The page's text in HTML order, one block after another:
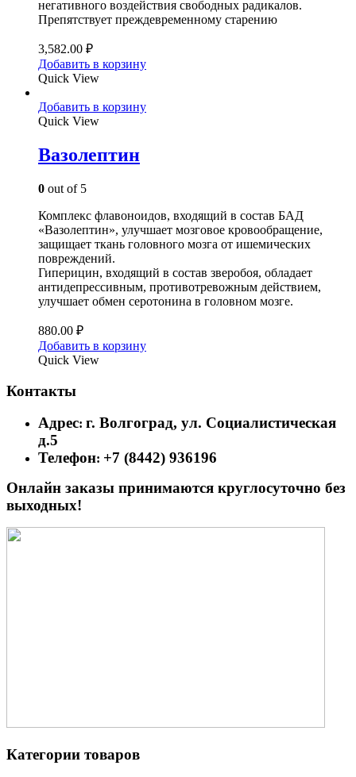
негативного воздействия свободных радикалов.
Препятствует преждевременному старению
3,582.00 ₽
Добавить в корзину
Quick View
Добавить в корзину
Quick View
Вазолептин
0 out of 5
Комплекс флавоноидов, входящий в состав БАД
«Вазолептин», улучшает мозговое кровообращение,
защищает ткань головного мозга от ишемических
повреждений.
Гиперицин, входящий в состав зверобоя, обладает
антидепрессивным, противотревожным действием,
улучшает обмен серотонина в головном мозге.
880.00 ₽
Добавить в корзину
Quick View
Контакты
Адрес: г. Волгоград, ул. Социалистическая
д.5
Телефон: +7 (8442) 936196
Онлайн заказы принимаются круглосуточно без
выходных!
Категории товаров